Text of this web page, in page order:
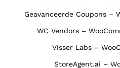
Geavanceerde Coupons –
WC Vendors –
Visser Labs –
StoreAgent.ai –